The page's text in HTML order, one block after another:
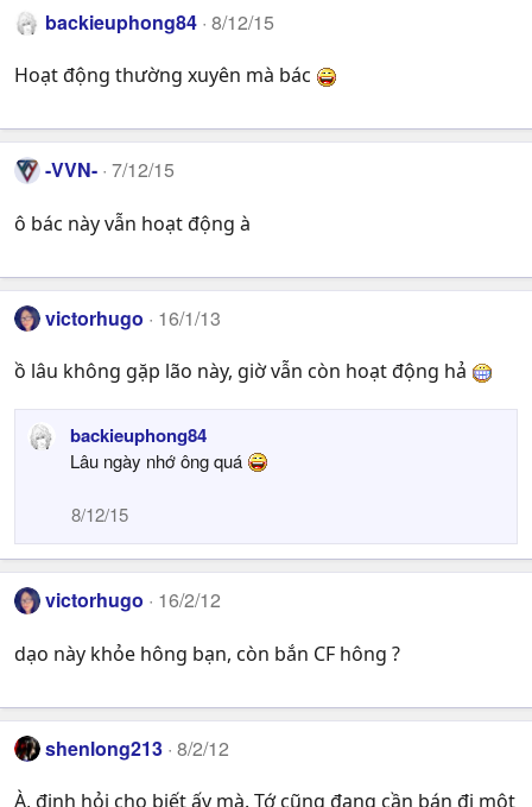
backieuphong84 8/12/15
Hoạt động thường xuyên mà bác
-VVN- 7/12/15
ô bác này vẫn hoạt động à
victorhugo 16/1/13
ồ lâu không gặp lão này, giờ vẫn còn hoạt động hả
backieuphong84
Lâu ngày nhớ ông quá
8/12/15
victorhugo 16/2/12
dạo này khỏe hông bạn, còn bắn CF hông ?
shenlong213 8/2/12
À, định hỏi cho biết ấy mà. Tớ cũng đang cần bán đi một